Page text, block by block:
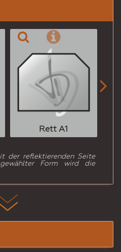
Rett A1

der reflektierenden Seite
Form wird die